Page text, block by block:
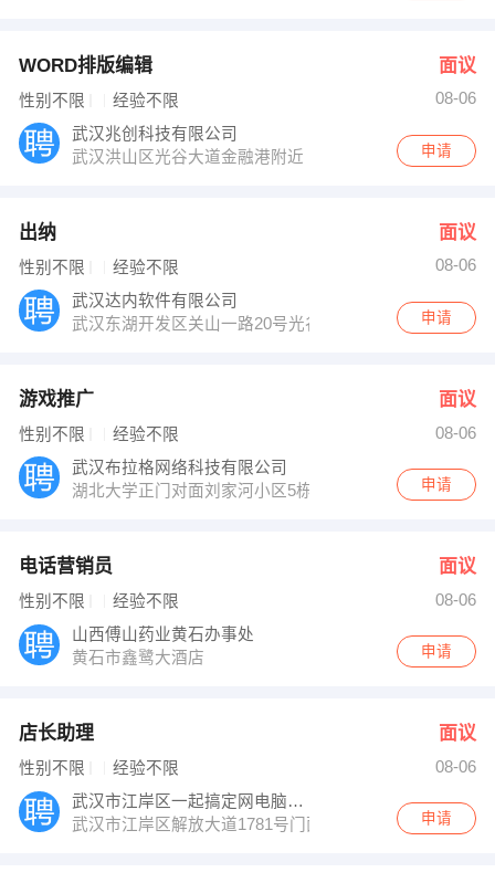
WORD排版编辑 面议
性别不限 经验不限
08-06
武汉兆创科技有限公司
武汉洪山区光谷大道金融港附近
申请
出纳 面议
性别不限 经验不限
08-06
武汉达内软件有限公司
武汉东湖开发区关山一路20号光谷创业产业基地2号楼4层
申请
游戏推广 面议
性别不限 经验不限
08-06
武汉布拉格网络科技有限公司
湖北大学正门对面刘家河小区5栋2单元
申请
电话营销员 面议
性别不限 经验不限
08-06
山西傅山药业黄石办事处
黄石市鑫鹭大酒店
申请
店长助理 面议
性别不限 经验不限
08-06
武汉市江岸区一起搞定网电脑维修中心
武汉市江岸区解放大道1781号门面劳动街车站旁申请